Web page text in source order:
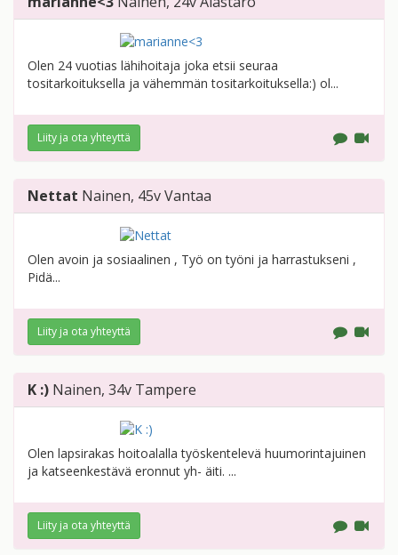
Olen 24 vuotias lähihoitaja joka etsii seuraa
tositarkoituksella ja vähemmän tositarkoituksella:) ol...
Liity ja ota yhteyttä
Nettat Nainen, 45vVantaa
Olen avoin ja sosiaalinen , Työ on työni ja harrastukseni ,
Pidä...
Liity ja ota yhteyttä
K :) Nainen, 34v Tampere
Olen lapsirakas hoitoalalla työskentelevä huumorintajuinen
ja katseenkestävä eronnut yh- äiti. ...
Liity ja ota yhteyttä